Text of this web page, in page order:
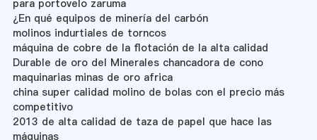
para portovelo zaruma
¿En qué equipos de minería del carbón
molinos indurtiales de torncos
máquina de cobre de la flotación de la alta calidad
Durable de oro del Minerales chancadora de cono
maquinarias minas de oro africa
china super calidad molino de bolas con el precio más
competitivo
2013 de alta calidad de taza de papel que hace las
máquinas